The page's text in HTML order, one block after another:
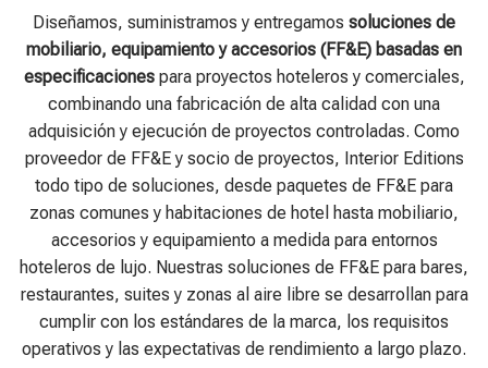
Diseñamos, suministramos y entregamos soluciones de
mobiliario, equipamiento y accesorios (FF&E) basadas en
especificacionespara proyectos hoteleros y comerciales,
combinando una fabricación de alta calidad con una
adquisición y ejecución de proyectos controladas. Como
proveedor de FF&E y socio de proyectos, Interior Editions
todo tipo de soluciones, desde paquetes de FF&E para
zonas comunes y habitaciones de hotel hasta mobiliario,
accesorios y equipamiento a medida para entornos
hoteleros de lujo. Nuestras soluciones de FF&E para bares,
restaurantes, suites y zonas al aire libre se desarrollan para
cumplir con los estándares de la marca, los requisitos
operativos y las expectativas de rendimiento a largo plazo.